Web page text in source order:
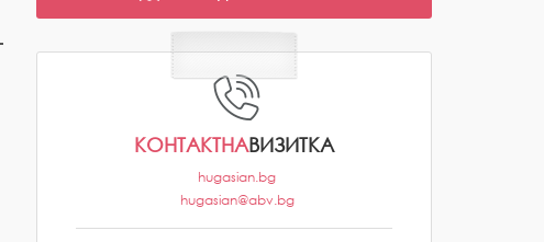
КОНТАКТНАВИЗИТКА
hugasian.bg
hugasian@abv.bg